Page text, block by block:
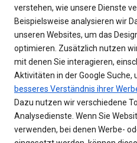
verstehen, wie unsere Dienste
Beispielsweise analysieren wir
unseren Websites, um das
optimieren. Zusätzlich nutzen
mit denen Sie interagieren,
Aktivitäten in der Google Suche,
besseres Verständnis ihrer
Dazu nutzen wir verschiedene
Analysedienste. Wenn Sie
verwenden, bei denen Werbe-